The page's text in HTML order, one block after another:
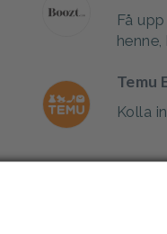
Få
Temu
Kolla
Få